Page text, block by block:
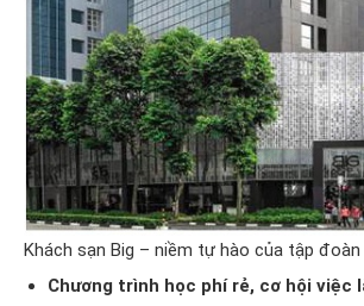
Khách sạn Big – niềm tự hào của tập đoàn
Chương trình học phí rẻ, cơ hội việc